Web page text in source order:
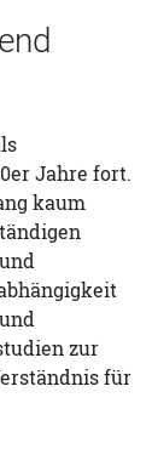
Jahre fort.
kaum
zur
für